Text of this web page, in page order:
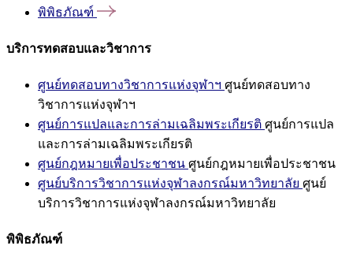
พิพิธภัณฑ์
บริการทดสอบและวิชาการ
ศูนย์ทดสอบทางวิชาการแห่งจุฬาฯ ศูนย์ทดสอบทาง
วิชาการแห่งจุฬาฯ
ศูนย์การแปลและการล่ามเฉลิมพระเกียรติ ศูนย์การแปล
และการล่ามเฉลิมพระเกียรติ
ศูนย์กฎหมายเพื่อประชาชน ศูนย์กฎหมายเพื่อประชาชน
ศูนย์บริการวิชาการแห่งจุฬาลงกรณ์มหาวิทยาลัย ศูนย์
บริการวิชาการแห่งจุฬาลงกรณ์มหาวิทยาลัย
พิพิธภัณฑ์